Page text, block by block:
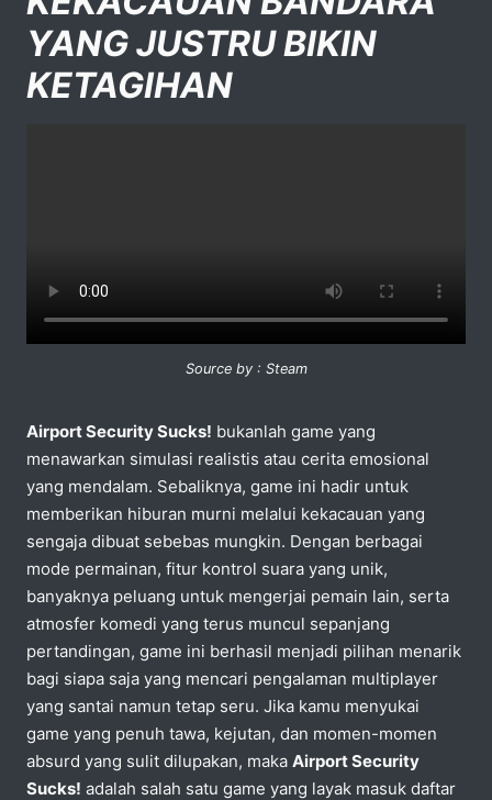
YANG JUSTRU BIKIN
KETAGIHAN
Source by : Steam
Airport Security Sucks! bukanlah game yang
menawarkan simulasi realistis atau cerita emosional
yang mendalam. Sebaliknya, game ini hadir untuk
memberikan hiburan murni melalui kekacauan yang
sengaja dibuat sebebas mungkin. Dengan berbagai
mode permainan, fitur kontrol suara yang unik,
banyaknya peluang untuk mengerjai pemain lain, serta
atmosfer komedi yang terus muncul sepanjang
pertandingan, game ini berhasil menjadi pilihan menarik
bagi siapa saja yang mencari pengalaman multiplayer
yang santai namun tetap seru. Jika kamu menyukai
game yang penuh tawa, kejutan, dan momen-momen
absurd yang sulit dilupakan, maka Airport Security
Sucks! adalah salah satu game yang layak masuk daftar